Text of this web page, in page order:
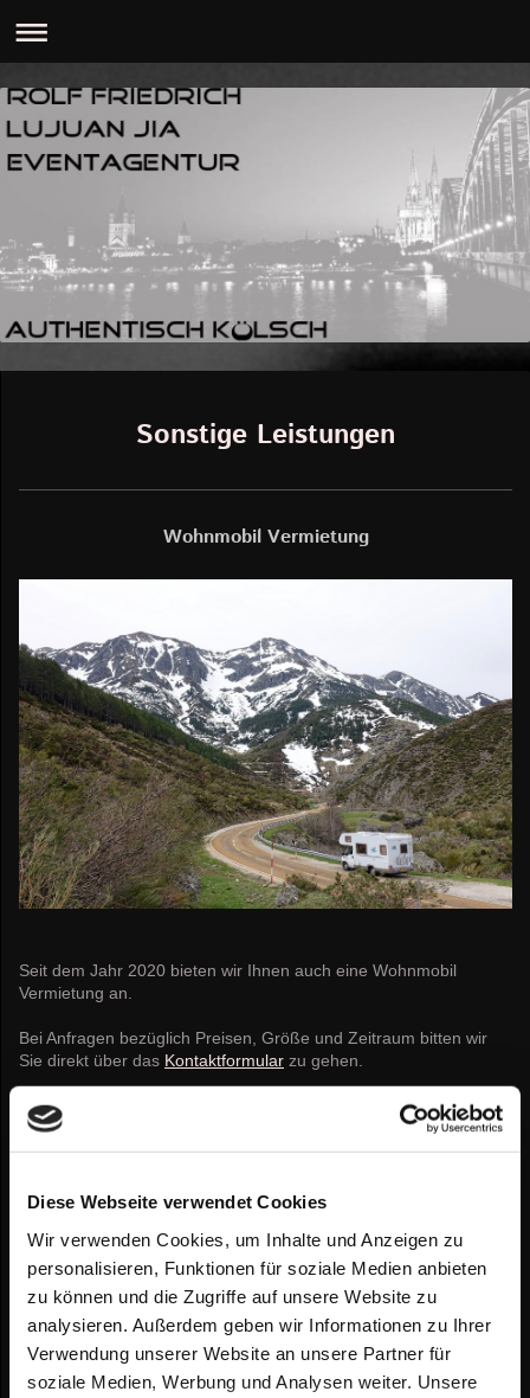
Diese Webseite verwendet Cookies
Wir verwenden Cookies, um Inhalte und Anzeigen zu
personalisieren, Funktionen für soziale Medien anbieten
zu können und die Zugriffe auf unsere Website zu
analysieren. Außerdem geben wir Informationen zu Ihrer
Verwendung unserer Website an unsere Partner für
soziale Medien, Werbung und Analysen weiter. Unsere
Sonstige Leistungen
Wohnmobil Vermietung
Seit dem Jahr 2020 bieten wir Ihnen auch eine Wohnmobil
Vermietung an.
Bei Anfragen bezüglich Preisen, Größe und Zeitraum bitten wir
Sie direkt über das Kontaktformular zu gehen.